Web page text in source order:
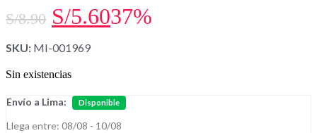
S/8.90 El
precio
original
era:
S/8.90.
S/5.60El
es:
S/5.60.
37%
SKU: MI-001969
Sin existencias
Envío a Lima: Disponible
Llega entre: 08/08 - 10/08